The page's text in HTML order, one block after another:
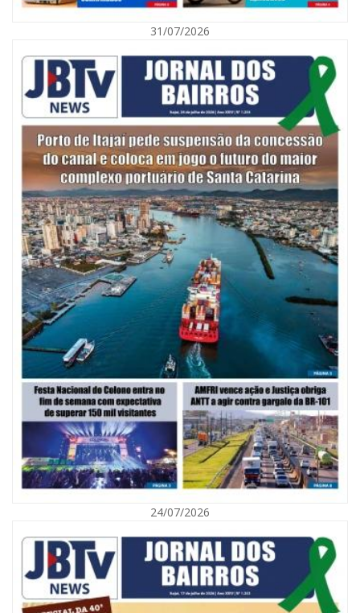
Exposição revela a jornada de um pai diante da transição da filha em
BALNEÁRIO CAMBORIÚ
09/08/2026 | 07:00
Mostra Literária ocorrerá no Teatro Bruno Nitz dia 15 de agosto
GERAL
31/07/2026
24/07/2026